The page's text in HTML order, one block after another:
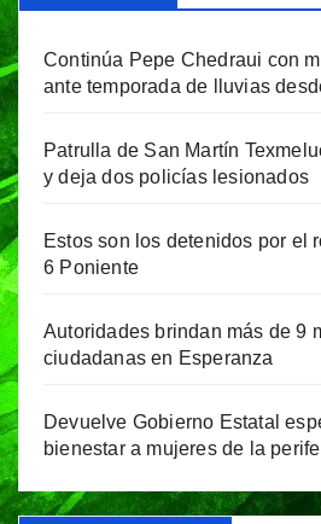
Continúa Pepe Chedraui con
ante temporada de lluvias
Patrulla de San Martín
y deja dos policías lesionados
Estos son los detenidos por el
6 Poniente
Autoridades brindan más de 9
ciudadanas en Esperanza
Devuelve Gobierno Estatal
bienestar a mujeres de la